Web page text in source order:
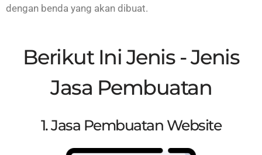
dengan benda yang akan dibuat.
Berikut Ini Jenis - Jenis
Jasa Pembuatan
1. Jasa Pembuatan Website